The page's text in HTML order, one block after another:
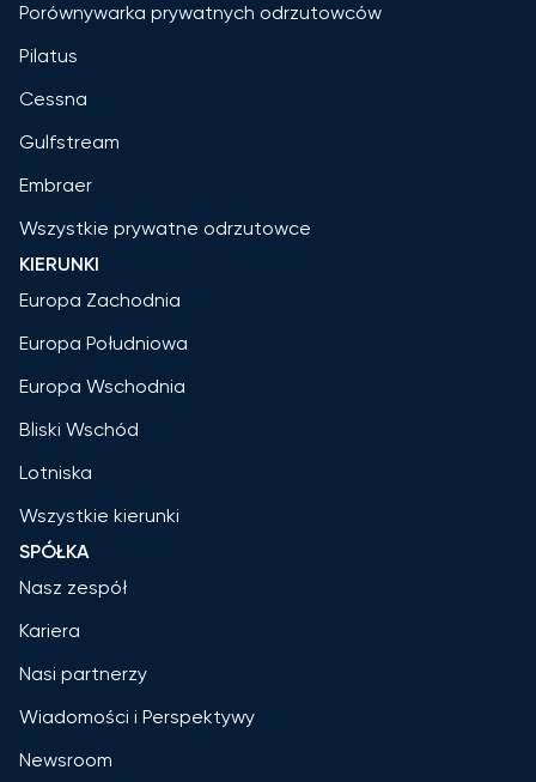
Porównywarka prywatnych odrzutowców
Pilatus
Cessna
Gulfstream
Embraer
Wszystkie prywatne odrzutowce
KIERUNKI
Europa Zachodnia
Europa Południowa
Europa Wschodnia
Bliski Wschód
Lotniska
Wszystkie kierunki
SPÓŁKA
Nasz zespół
Kariera
Nasi partnerzy
Wiadomości i Perspektywy
Newsroom